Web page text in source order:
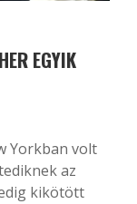
EGYIK
Yorkban volt
az
kikötött